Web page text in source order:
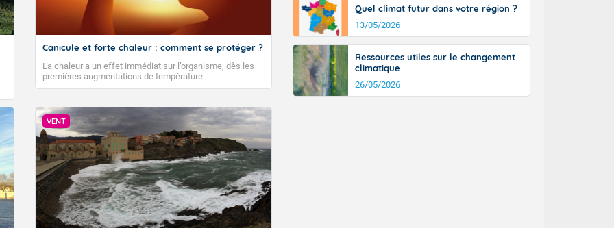
Canicule et forte chaleur : comment se protéger ?
La chaleur a un effet immédiat sur l’organisme, dès les
premières augmentations de température.
VENT
Quel climat futur dans votre région ?
13/05/2026
Ressources utiles sur le changement
climatique
26/05/2026